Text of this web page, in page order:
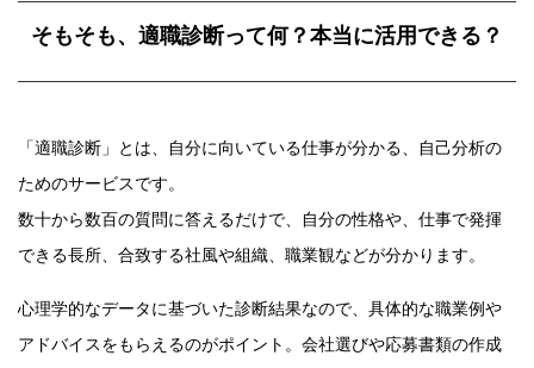
そもそも、適職診断って何？本当に活用できる？
「適職診断」とは、自分に向いている仕事が分かる、自己分析の
ためのサービスです。
数十から数百の質問に答えるだけで、自分の性格や、仕事で発揮
できる長所、合致する社風や組織、職業観などが分かります。
心理学的なデータに基づいた診断結果なので、具体的な職業例や
アドバイスをもらえるのがポイント。会社選びや応募書類の作成